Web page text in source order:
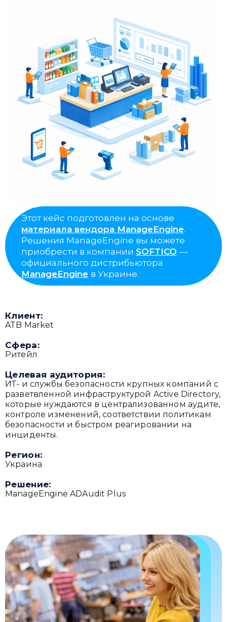
Этот кейс подготовлен на основе
материала вендора ManageEngine.
Решения ManageEngine вы можете
приобрести в компании SOFTICO —
официального дистрибьютора
ManageEngine в Украине.
Клиент:
ATB Market
Сфера:
Ритейл
Целевая аудитория:
ИТ- и службы безопасности крупных компаний с
разветвленной инфраструктурой Active Directory,
которые нуждаются в централизованном аудите,
контроле изменений, соответствии политикам
безопасности и быстром реагировании на
инциденты.
Регион:
Украина
Решение:
ManageEngine ADAudit Plus